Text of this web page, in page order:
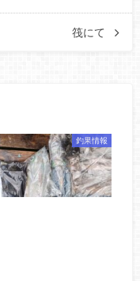
筏にて
釣果情報